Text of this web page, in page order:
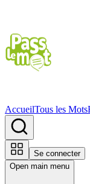
AccueilTous les Mots
Se connecter
Open main menu